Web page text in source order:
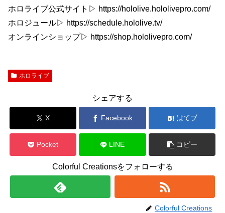
ホロライブ公式サイト▷ https://hololive.hololivepro.com/
ホロジュール▷ https://schedule.hololive.tv/
オンラインショップ▷ https://shop.hololivepro.com/
ホロライブ
シェアする
X Facebook はてブ
Pocket LINE コピー
Colorful Creationsをフォローする
Colorful Creations